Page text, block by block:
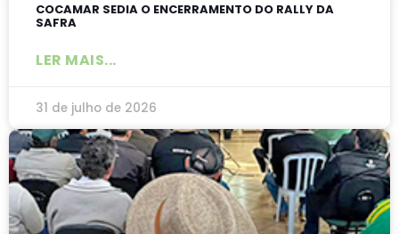
COCAMAR SEDIA O ENCERRAMENTO DO RALLY DA
SAFRA
LER MAIS...
31 de julho de 2026